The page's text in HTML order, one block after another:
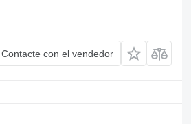
Contacte con el vendedor